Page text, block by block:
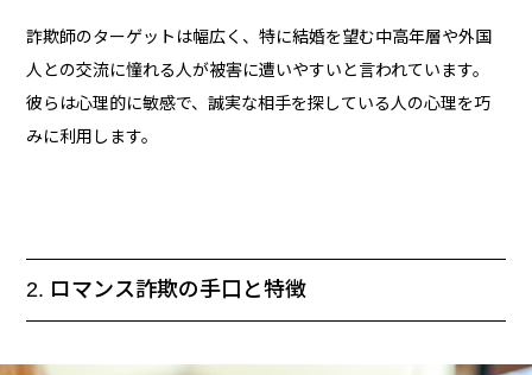
詐欺師のターゲットは幅広く、特に結婚を望む中高年層や外国
人との交流に憧れる人が被害に遭いやすいと言われています。
彼らは心理的に敏感で、誠実な相手を探している人の心理を巧
みに利用します。
2. ロマンス詐欺の手口と特徴